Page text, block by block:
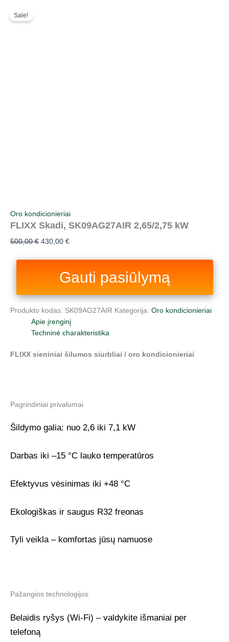
Sale!
Oro kondicionieriai
FLIXX Skadi, SK09AG27AIR 2,65/2,75 kW
500,00€ 430,00 €
Gauti pasiūlymą
Produkto kodas: SK09AG27AIR Kategorija: Oro kondicionieriai
Apie įrenginį
Techninė charakteristika
FLIXX sieniniai šilumos siurbliai / oro kondicionieriai
Pagrindiniai privalumai
Šildymo galia: nuo 2,6 iki 7,1 kW
Darbas iki –15 °C lauko temperatūros
Efektyvus vėsinimas iki +48 °C
Ekologiškas ir saugus R32 freonas
Tyli veikla – komfortas jūsų namuose
Pažangios technologijos
Belaidis ryšys (Wi-Fi) – valdykite išmaniai per
telefoną